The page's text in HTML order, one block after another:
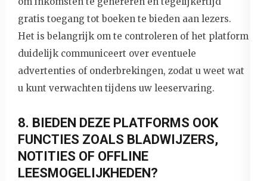
gratis toegang tot boeken te bieden aan lezers.
Het is belangrijk om te controleren of het platform
duidelijk communiceert over eventuele
advertenties of onderbrekingen, zodat u weet wat
u kunt verwachten tijdens uw leeservaring.
8. BIEDEN DEZE PLATFORMS OOK
FUNCTIES ZOALS BLADWIJZERS,
NOTITIES OF OFFLINE
LEESMOGELIJKHEDEN?